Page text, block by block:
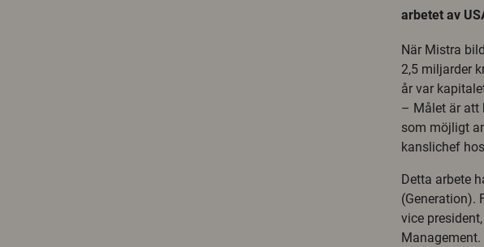
arbetet av
När Mistra
2,5 miljarder
år var
– Målet är att
som möjligt
kanslichef
Detta arbete
(Generation).
vice